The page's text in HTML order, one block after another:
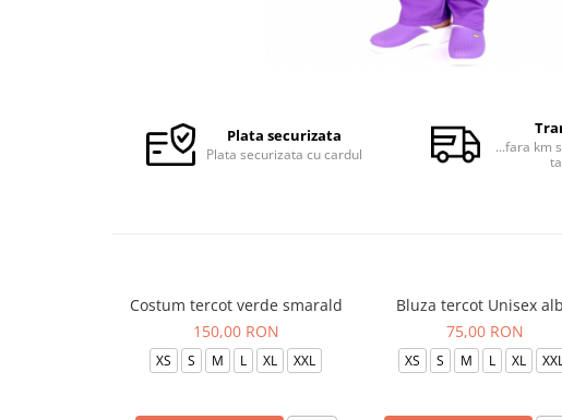
Tricouri de lucru
Facebook
Plata securizata
Plata securizata cu cardul
...fara km
Costum tercot verde smarald
150,00 RON
XS S M L XL XXL
Bluza tercot Unisex
75,00 RON
XS S M L XL